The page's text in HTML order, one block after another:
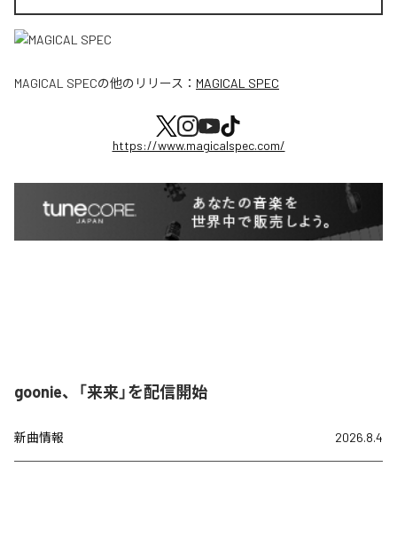
MAGICAL SPECの他のリリース： MAGICAL SPEC
https://www.magicalspec.com/
goonie、「来来」を配信開始
新曲情報 2026.8.4